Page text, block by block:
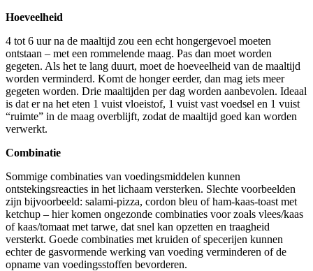
Hoeveelheid
4 tot 6 uur na de maaltijd zou een echt hongergevoel moeten
ontstaan – met een rommelende maag. Pas dan moet worden
gegeten. Als het te lang duurt, moet de hoeveelheid van de maaltijd
worden verminderd. Komt de honger eerder, dan mag iets meer
gegeten worden. Drie maaltijden per dag worden aanbevolen. Ideaal
is dat er na het eten 1 vuist vloeistof, 1 vuist vast voedsel en 1 vuist
“ruimte” in de maag overblijft, zodat de maaltijd goed kan worden
verwerkt.
Combinatie
Sommige combinaties van voedingsmiddelen kunnen
ontstekingsreacties in het lichaam versterken. Slechte voorbeelden
zijn bijvoorbeeld: salami-pizza, cordon bleu of ham-kaas-toast met
ketchup – hier komen ongezonde combinaties voor zoals vlees/kaas
of kaas/tomaat met tarwe, dat snel kan opzetten en traagheid
versterkt. Goede combinaties met kruiden of specerijen kunnen
echter de gasvormende werking van voeding verminderen of de
opname van voedingsstoffen bevorderen.